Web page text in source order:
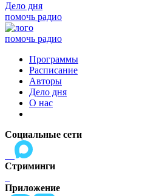
Дело дня
помочь радио
помочь радио
Программы
Расписание
Авторы
Дело дня
О нас
Социальные сети
Стриминги
Приложение